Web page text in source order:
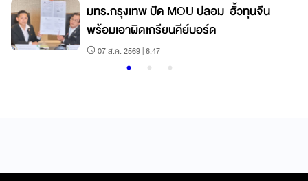
มทร.กรุงเทพ ปัด MOU ปลอม-ฮั้วทุนจีน
พร้อมเอาผิดเกรียนคีย์บอร์ด
07 ส.ค. 2569 | 6:47